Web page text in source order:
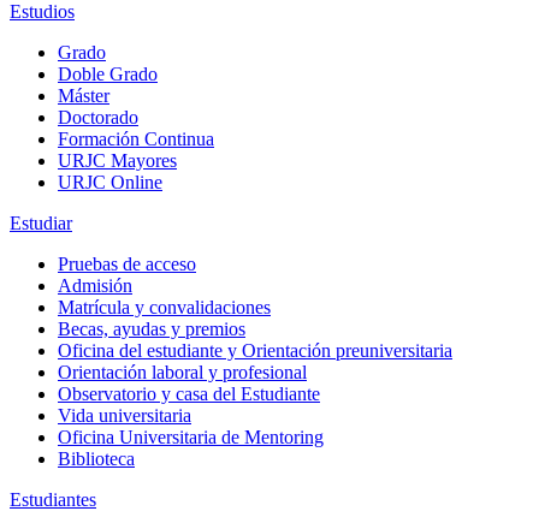
Estudios
Grado
Doble Grado
Máster
Doctorado
Formación Continua
URJC Mayores
URJC Online
Estudiar
Pruebas de acceso
Admisión
Matrícula y convalidaciones
Becas, ayudas y premios
Oficina del estudiante y Orientación preuniversitaria
Orientación laboral y profesional
Observatorio y casa del Estudiante
Vida universitaria
Oficina Universitaria de Mentoring
Biblioteca
Estudiantes